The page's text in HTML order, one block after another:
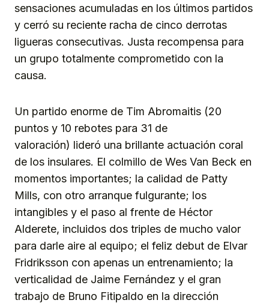
sensaciones acumuladas en los últimos partidos
y cerró su reciente racha de cinco derrotas
ligueras consecutivas. Justa recompensa para
un grupo totalmente comprometido con la
causa.
Un partido enorme de Tim Abromaitis (20
puntos y 10 rebotes para 31 de
valoración) lideró una brillante actuación coral
de los insulares. El colmillo de Wes Van Beck en
momentos importantes; la calidad de Patty
Mills, con otro arranque fulgurante; los
intangibles y el paso al frente de Héctor
Alderete, incluidos dos triples de mucho valor
para darle aire al equipo; el feliz debut de Elvar
Fridriksson con apenas un entrenamiento; la
verticalidad de Jaime Fernández y el gran
trabajo de Bruno Fitipaldo en la dirección